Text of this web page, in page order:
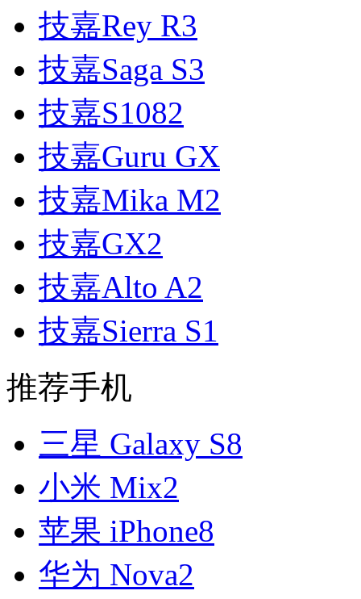
技嘉Rey R3
技嘉Saga S3
技嘉S1082
技嘉Guru GX
技嘉Mika M2
技嘉GX2
技嘉Alto A2
技嘉Sierra S1
推荐手机
三星 Galaxy S8
小米 Mix2
苹果 iPhone8
华为 Nova2